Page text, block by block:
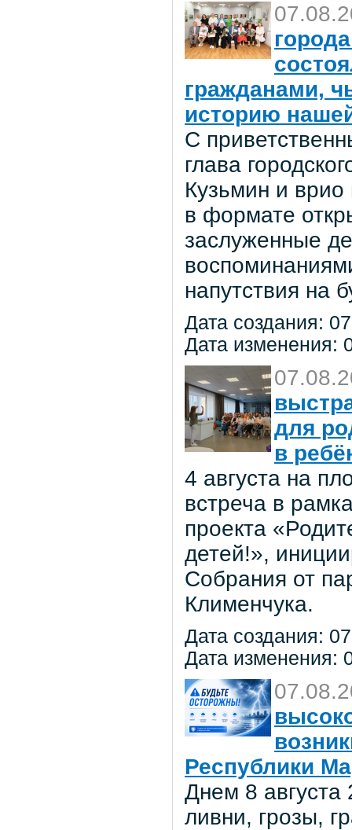
гражданами,
историю
С
глава
Кузьмин и
в формате
заслуженные
напутствия на
Дата создания:
Дата изменения:
для
в
4 августа на
встреча в
проекта
детей!»,
Собрания от
Клименчука.
Дата создания:
Дата изменения:
Республики
Днем 8
ливни, грозы,